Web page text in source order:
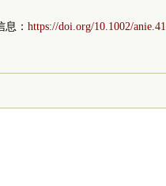
息： https://doi.org/10.1002/